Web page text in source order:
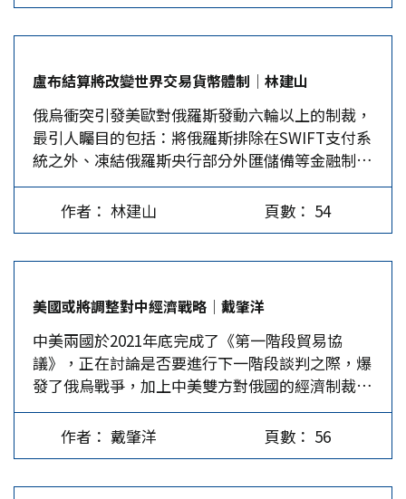
氣需用盧布。 日本從俄羅斯進口的能源，煤炭占
一成，石油5％、天然氣8％，依存度不算高，但仍
是重要來源。煤炭無法一下子完全斷絕，可逐步減
少進口，換從別處張羅及增加核能廠運轉。而其關
鍵是出在「薩哈林1、2號」、「北極…
使用美元紙幣；更進一步撤銷俄國的最惠國待遇，
即「永久正常貿易關係」(Permanent Normal
Trade…
盧布結算將改變世界交易貨幣體制│林建山
俄烏衝突引發美歐對俄羅斯發動六輪以上的制裁，
最引人矚目的包括：將俄羅斯排除在SWIFT支付系
統之外、凍結俄羅斯央行部分外匯儲備等金融制
裁；以及能源禁運制裁。美國想利用金融霸權地位
將美元「武器化」，意圖一舉打垮俄羅斯，不意普
丁使出「反制裁」策略，非但削弱、甚至瓦解了美
體制造就了70多年來美元是「世界流通貨幣」、
「世界交易貨幣」、「世界結算貨幣」、「世界儲
備貨幣」的唯一強勢貨幣，另列在IMF一籃子的關
鍵貨幣，如歐元、英鎊、日圓、加拿大元、瑞士法
郎及人民幣，都僅具備四大功能中的二或三項，稱
為強勢貨幣；至於其他不具備四大強勢功能的國家
級貨幣，包括盧布(Ruble)在內，都屬於弱勢貨
幣。 不意此次普丁竟讓盧布從弱勢貨幣躍升為
作者： 林建山 頁數： 54
美國或將調整對中經濟戰略│戴肇洋
中美兩國於2021年底完成了《第一階段貿易協
議》，正在討論是否要進行下一階段談判之際，爆
發了俄烏戰爭，加上中美雙方對俄國的經濟制裁產
生歧見，使得未來双方經濟關係更加撲朔迷離。雖
然拜登總統表示，在中國沒有落實第一階段貿易協
議承諾前，無意鬆綁對中進口產品加徵關稅，但在
作者： 戴肇洋 頁數： 56